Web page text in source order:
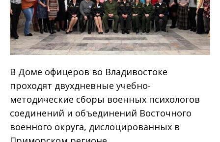
В Доме офицеров во Владивостоке
проходят двухдневные учебно-
методические сборы военных психологов
соединений и объединений Восточного
военного округа, дислоцированных в